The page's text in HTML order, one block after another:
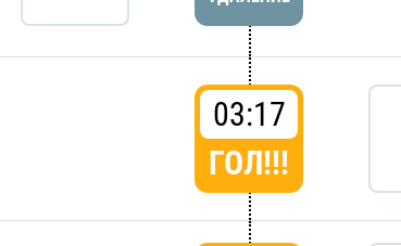
03:17
ГОЛ!!!